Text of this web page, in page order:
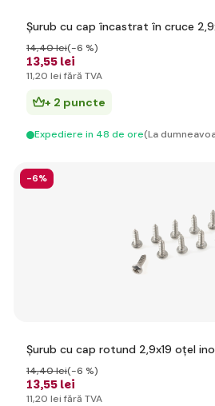
Șurub cu cap încastrat în cruce
13,55 lei
14,40 lei(-6 %)
11,20 lei fără TVA
+ 2 puncte
Expediere in 48 de ore(La
-6%
Șurub cu cap rotund 2,9x19 oțel
13,55 lei
14,40 lei(-6 %)
11,20 lei fără TVA